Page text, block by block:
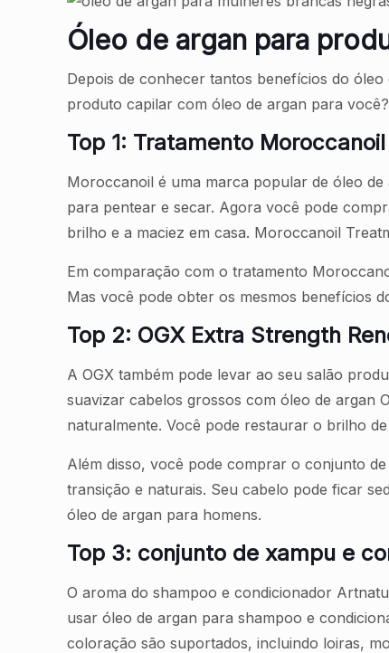
Óleo de argan para
Depois de conhecer tantos benefícios do
produto capilar com óleo de argan para
Top 1: Tratamento
Moroccanoil é uma marca popular de óleo
para pentear e secar. Agora você pode
brilho e a maciez em casa. Moroccanoil
Em comparação com o tratamento
Mas você pode obter os mesmos benefícios
Top 2: OGX Extra Strength
A OGX também pode levar ao seu salão
suavizar cabelos grossos com óleo de argan
naturalmente. Você pode restaurar o brilho
Além disso, você pode comprar o conjunto
transição e naturais. Seu cabelo pode ficar
óleo de argan para homens.
Top 3: conjunto de xampu e
O aroma do shampoo e condicionador
usar óleo de argan para shampoo e
coloração são suportados, incluindo loiras,